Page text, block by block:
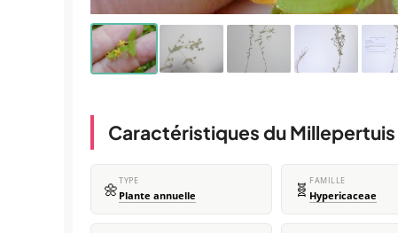
Caractéristiques du Millepertuis
🌼TYPE
Plante annuelle 🧬 FAMILLE
Hypericaceae